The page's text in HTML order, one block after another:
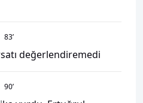
83’
değerlendiremedi
90’